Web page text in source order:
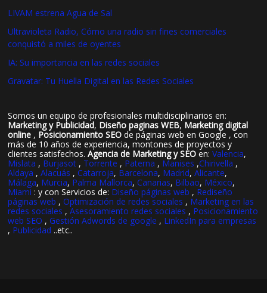
LIVAM estrena Agua de Sal
Ultravioleta Radio, Cómo una radio sin fines comerciales
conquistó a miles de oyentes
IA: Su importancia en las redes sociales
Gravatar: Tu Huella Digital en las Redes Sociales
Somos un equipo de profesionales multidisciplinarios en:
Marketing y Publicidad, Diseño paginas WEB, Marketing digital
online , Posicionamiento SEO de páginas web en Google , con
más de 10 años de experiencia, montones de proyectos y
clientes satisfechos.Agencia de Marketing y SEO en:Valencia,
Mislata , Burjasot , Torrente , Paterna , Manises ,Chirivella ,
Aldaya ,Alacuás ,Catarroja, Barcelona, Madrid,Alicante,
Málaga, Murcia, Palma Mallorca,Canarias, Bilbao, México,
Miami : y con Servicios de: Diseño páginas web , Rediseño
páginas web ,Optimización de redes sociales , Marketing en las
redes sociales ,Asesoramiento redes sociales , Posicionamiento
web SEO ,Gestión Adwords de google , LinkedIn para empresas
, Publicidad ..etc..